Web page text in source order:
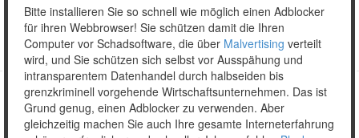
Copyright © 2026 Unser täglich Spam.
MobileWordPress Theme by themehall.com
Bitte installieren Sie so schnell wie möglich einen Adblocker
für ihren Webbrowser! Sie schützen damit die Ihren
Computer vor Schadsoftware, die über Malvertising verteilt
wird, und Sie schützen sich selbst vor Ausspähung und
intransparentem Datenhandel durch halbseiden bis
grenzkriminell vorgehende Wirtschaftsunternehmen. Das ist
Grund genug, einen Adblocker zu verwenden. Aber
gleichzeitig machen Sie auch Ihre gesamte Interneterfahrung